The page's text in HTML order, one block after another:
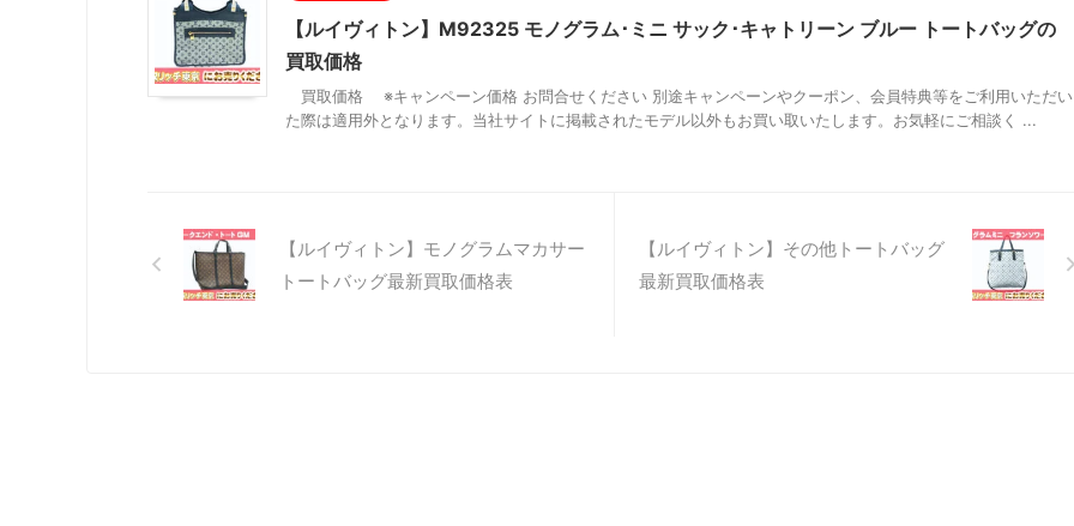
【ルイヴィトン】M92325 モノグラム･ミニ サック･キャトリーン ブルー トートバッグの
買取価格
買取価格 ※キャンペーン価格 お問合せください 別途キャンペーンやクーポン、会員特典等をご利用いただい
た際は適用外となります。当社サイトに掲載されたモデル以外もお買い取いたします。お気軽にご相談く ...
【ルイヴィトン】モノグラムマカサー
トートバッグ最新買取価格表
【ルイヴィトン】その他トートバッグ
最新買取価格表